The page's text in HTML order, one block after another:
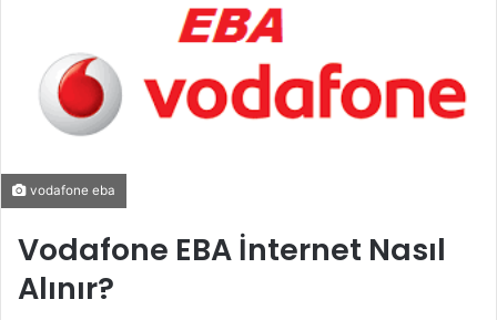
vodafone eba
Vodafone EBA İnternet Nasıl
Alınır?